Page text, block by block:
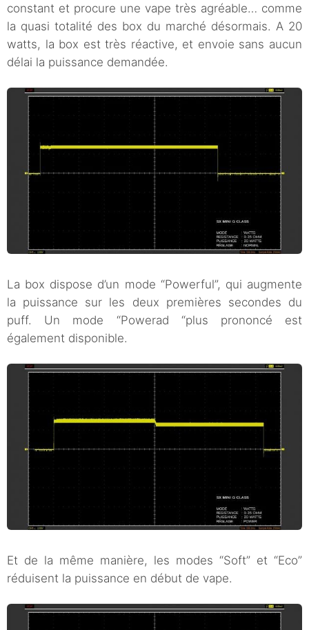
constant et procure une vape très agréable… comme
la quasi totalité des box du marché désormais. A 20
watts, la box est très réactive, et envoie sans aucun
délai la puissance demandée.
La box dispose d’un mode “Powerful”, qui augmente
la puissance sur les deux premières secondes du
puff. Un mode “Powerad “plus prononcé est
également disponible.
Et de la même manière, les modes “Soft” et “Eco”
réduisent la puissance en début de vape.